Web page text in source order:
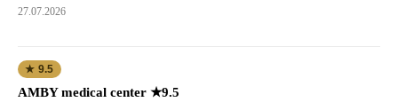
27.07.2026
★ 9.5
AMBY medical center ★9.5